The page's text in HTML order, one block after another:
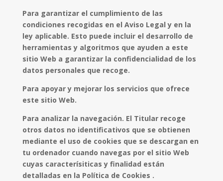
Para garantizar el cumplimiento de las
condiciones recogidas en el Aviso Legal y en la
ley aplicable. Esto puede incluir el desarrollo de
herramientas y algoritmos que ayuden a este
sitio Web a garantizar la confidencialidad de los
datos personales que recoge.
Para apoyar y mejorar los servicios que ofrece
este sitio Web.
Para analizar la navegación. El Titular recoge
otros datos no identificativos que se obtienen
mediante el uso de cookies que se descargan en
tu ordenador cuando navegas por el sitio Web
cuyas caracterísiticas y finalidad están
detalladas en la Política de Cookies .